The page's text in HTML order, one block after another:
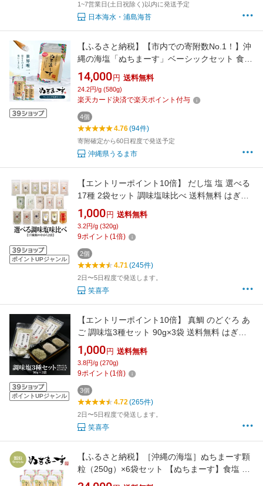
1~7営業日(土日祝除く)以内に発送予定
日本海水・浦島海苔
【ふるさと納税】【市内での寄附数No.1！】沖
縄の海塩「ぬちまーす」ベーシックセット 食塩
塩 調味料 食卓塩 詰め替え用 シーソルト 人気返
礼品 海塩 沖縄 うるま市 果報バンタ
14,000 円 送料無料
24.2円/g (580g)
楽天カード決済で楽天ポイント付与
4個
4.76(94件)
寄附確定から60日程度で発送予定
沖縄県うるま市
ポイントUPジャンル
【エントリーポイント10倍】 だし塩 塩 選べる
17種 2袋セット 調味塩味比べ 送料無料 はぎの
食品 だし塩 調味塩 万能調味料 出汁塩 あおさ
真鯛 あご のどぐろ しじみ 国産素材 和風だし
万能だし 調味料 塩 お取り寄せ グルメ 食品 プ
1,000 円 送料無料
3.2円/g (320g)
9ポイント (1倍)
2個
4.71(245件)
2日〜5日程度で発送します。
笑喜亭
ポイントUPジャンル
【エントリーポイント10倍】 真鯛 のどぐろ あ
ご 調味塩3種セット 90g×3袋 送料無料 はぎの
食品 だし 塩 美味しい魚のだし塩 調味塩 だし塩
出汁塩 おにぎり 時短 手土産 はぎの食品 所さん
お届けモノです 家事ヤロウ まだい 喉黒
1,000 円 送料無料
3.8円/g (270g)
9ポイント (1倍)
3個
4.72(265件)
2日〜5日程度で発送します。
笑喜亭
【ふるさと納税】［沖縄の海塩］ぬちまーす顆
粒（250g）×6袋セット 【ぬちまーす】食塩 塩
調味料 食卓塩 顆粒 シーソルト 人気返礼品 海塩